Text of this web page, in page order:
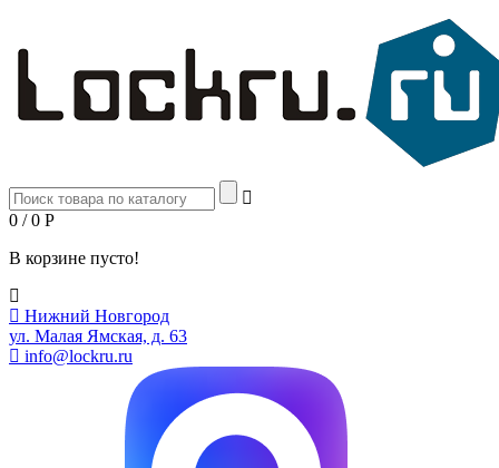
0 / 0 Р
В корзине пусто!
Нижний Новгород
ул. Малая Ямская, д. 63
info@lockru.ru